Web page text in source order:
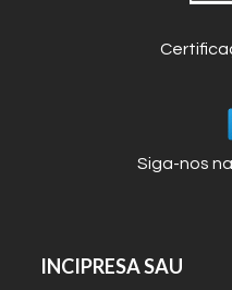
Siga-nos
INCIPRESA SAU